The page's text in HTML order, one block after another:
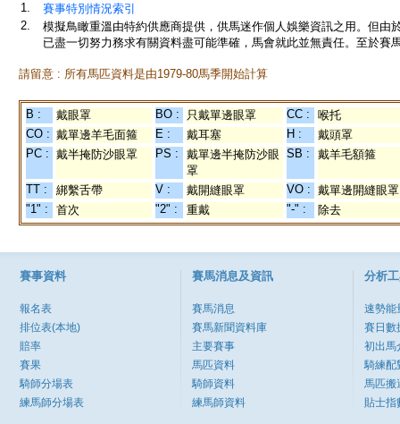
1.
賽事特別情況索引
2.
模擬鳥瞰重溫由特約供應商提供，供馬迷作個人娛樂資訊之用。但
已盡一切努力務求有關資料盡可能準確，馬會就此並無責任。至於賽
請留意 : 所有馬匹資料是由1979-80馬季開始計算
B : 戴眼罩 BO : 只戴單邊眼罩 CC :
喉托
CO : 戴單邊羊毛面箍 E : 戴耳塞 H :
戴頭罩
PC : 戴半掩防沙眼罩 PS :
戴單邊半掩防沙眼
罩
SB : 戴羊毛額箍
TT : 綁繫舌帶 V : 戴開縫眼罩 VO : 戴單邊開縫眼罩
"1" :
首次 "2" : 重戴 "-" : 除去
賽事資料
報名表
排位表(本地)
賠率
賽果
騎師分場表
練馬師分場表
賽馬消息及資訊
賽馬消息
賽馬新聞資料庫
主要賽事
馬匹資料
騎師資料
練馬師資料
分析
速勢能
賽日數
初出馬
騎練配
馬匹搬
貼士指